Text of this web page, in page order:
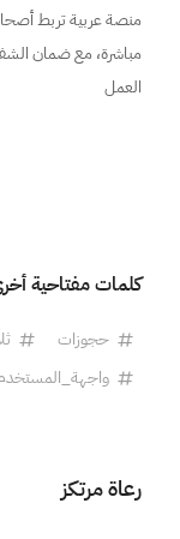
منصة عربية تربط
مباشرة، مع ضمان
العمل
كلمات مفتاحية
حجوزات
رعاة مرتكز